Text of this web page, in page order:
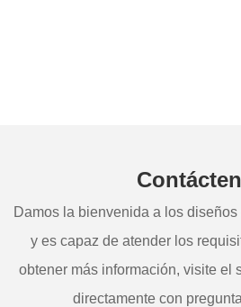
Damos la bienvenida a los
y es capaz de atender los
obtener más información, visite el
directamente con